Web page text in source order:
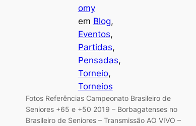
omy
em Blog
Eventos
Partidas
Pensadas
Torneio
Torneios
Fotos Referências Campeonato Brasileiro de
Seniores +65 e +50 2019 – Borbagatenses no
Brasileiro de Seniores – Transmissão AO VIVO –